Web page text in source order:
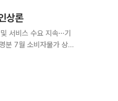
상론
서비스 수요 지속⋯기
상승